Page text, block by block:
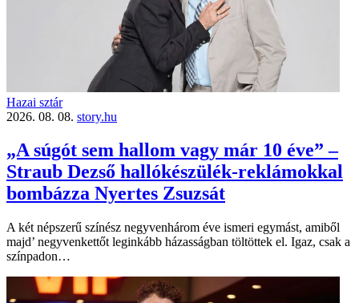
Hazai sztár
2026. 08. 08. story.hu
„A súgót sem hallom vagy már 10 éve” –
Straub Dezső hallókészülék-reklámokkal
bombázza Nyertes Zsuzsát
A két népszerű színész negyvenhárom éve ismeri egymást, amiből
majd’ negyvenkettőt leginkább házasságban töltöttek el. Igaz, csak a
színpadon…